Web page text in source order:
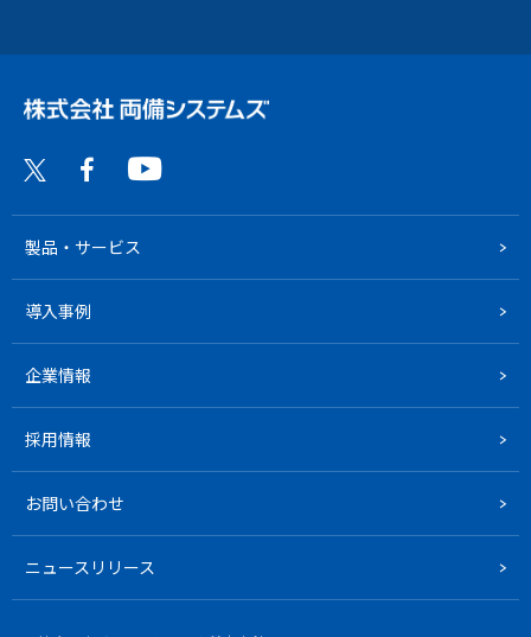
製品・サービス
導入事例
企業情報
採用情報
お問い合わせ
ニュースリリース